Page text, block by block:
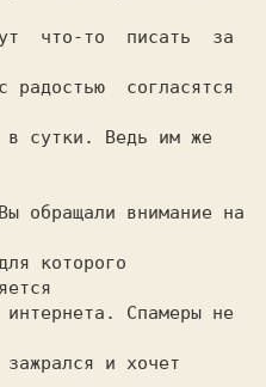
что-то  писать  за
согласятся
в сутки. Ведь им же
обращали внимание на
которого
Спамеры не
зажрался и хочет